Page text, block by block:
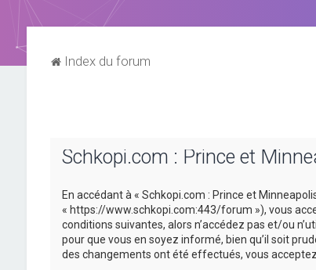
Index du forum
Schkopi.com : Prince et
En accédant à « Schkopi.com : Prince et
« https://www.schkopi.com:443/forum »), vous
conditions suivantes, alors n’accédez pas et/ou
pour que vous en soyez informé, bien qu’il soit
des changements ont été effectués, vous